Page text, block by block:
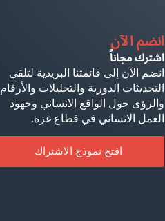
انضم الآن
اشترك مجاناً
انضم الآن إلى قائمتنا البريدية لتلقي
التحديثات الدورية والتحليلات والأرقام
والرؤى حول الواقع الانساني وجهود
العمل الانساني في قطاع غزة.
افتح نموذج الاشتراك